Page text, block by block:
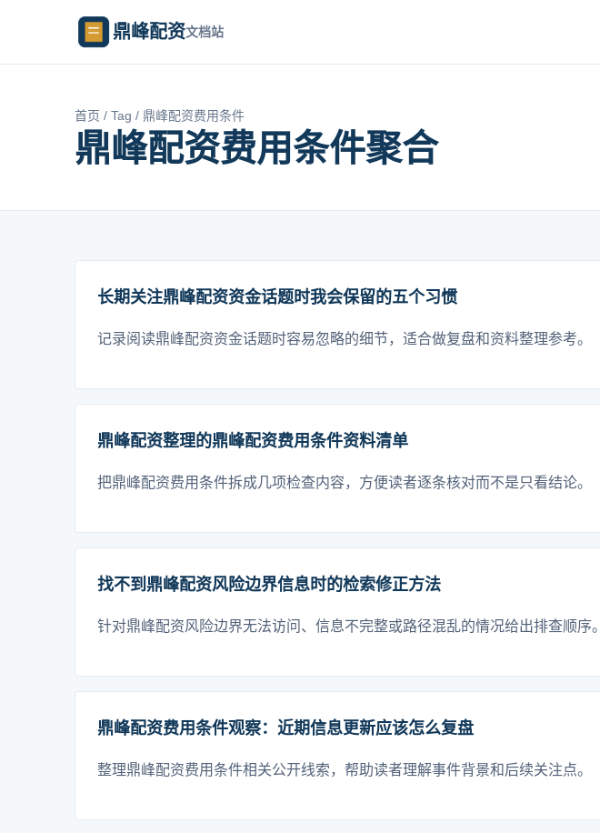
鼎峰配资文档站
首页 / Tag / 鼎峰配资费用条件
鼎峰配资费用条件聚合
长期关注鼎峰配资资金话题时我会保留的五个习惯
记录阅读鼎峰配资资金话题时容易忽略的细节，适合做复盘和资料整理参考。
鼎峰配资整理的鼎峰配资费用条件资料清单
把鼎峰配资费用条件拆成几项检查内容，方便读者逐条核对而不是只看结论。
找不到鼎峰配资风险边界信息时的检索修正方法
针对鼎峰配资风险边界无法访问、信息不完整或路径混乱的情况给出排查顺序。
鼎峰配资费用条件观察：近期信息更新应该怎么复盘
整理鼎峰配资费用条件相关公开线索，帮助读者理解事件背景和后续关注点。